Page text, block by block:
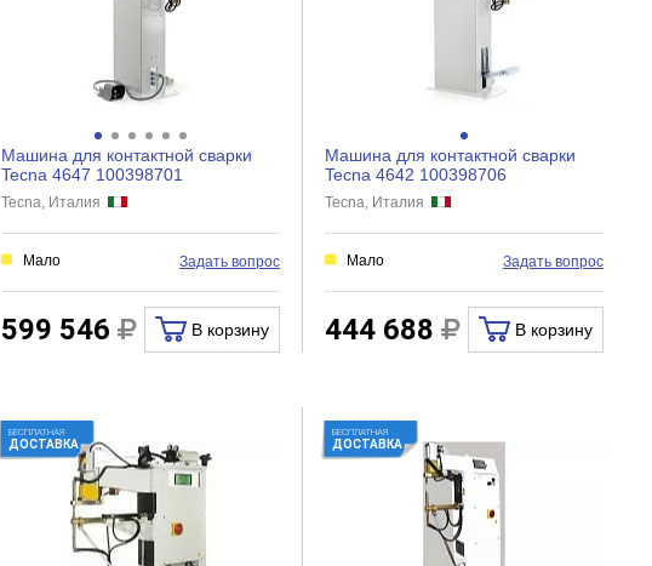
Машина для контактной сварки
Tecna 4647 100398701
Tecna, Италия
Мало Задать вопрос
599 546 В корзину
Машина для контактной сварки
Tecna 4642 100398706
Tecna, Италия
Мало Задать вопрос
444 688 В корзину
БЕСПЛАТНАЯ
ДОСТАВКА
БЕСПЛАТНАЯ
ДОСТАВКА